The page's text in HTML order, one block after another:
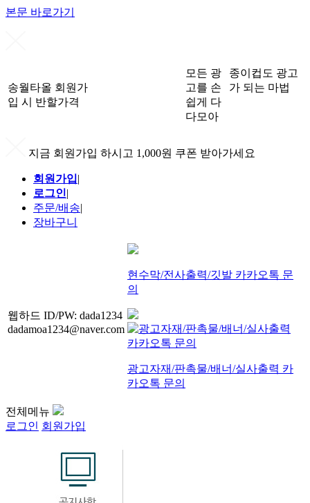
본문 바로가기
송월타올 회원가
입 시 반할가격
모든 광
고를 손
쉽게 다
다모아
종이컵도 광고
가 되는 마법
지금 회원가입 하시고 1,000원 쿠폰 받아가세요
회원가입|
로그인|
주문/배송|
장바구니
웹하드 ID/PW: dada1234
dadamoa1234@naver.com
현수막/전사출력/깃발 카카오톡 문
의
광고자재/판촉물/배너/실사출력 카
카오톡 문의
전체메뉴
로그인 회원가입